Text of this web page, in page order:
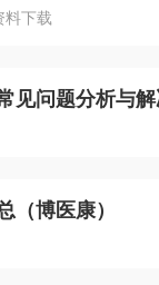
料下载
见问题分析与
（博医康）